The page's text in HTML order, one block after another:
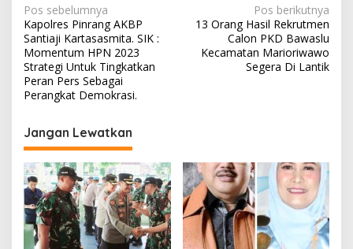
N
a
v
i
g
a
s
i
p
o
s
Pos sebelumnya
Kapolres Pinrang AKBP
Santiaji Kartasasmita. SIK :
Momentum HPN 2023
Strategi Untuk Tingkatkan
Peran Pers Sebagai
Perangkat Demokrasi.
Pos berikutnya
13 Orang Hasil Rekrutmen
Calon PKD Bawaslu
Kecamatan Marioriwawo
Segera Di Lantik
Jangan Lewatkan